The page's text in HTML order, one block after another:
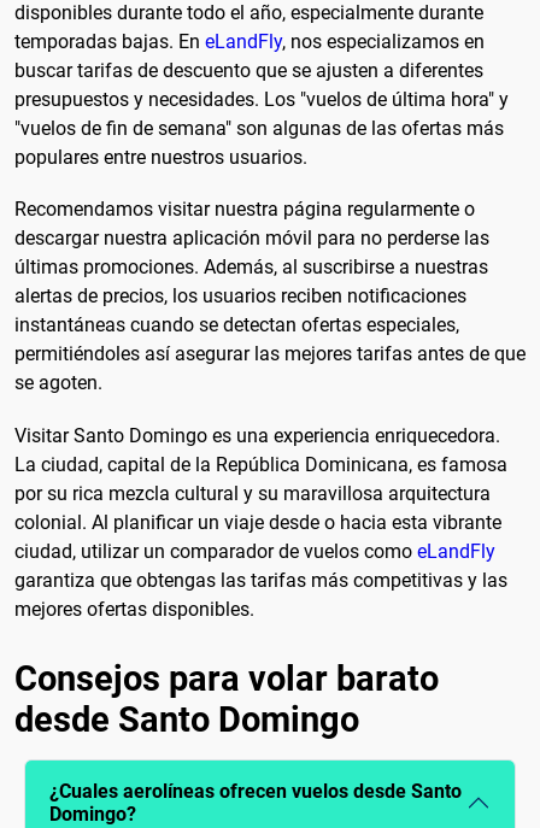
disponibles durante todo el año, especialmente durante
temporadas bajas. En eLandFly, nos especializamos en
buscar tarifas de descuento que se ajusten a diferentes
presupuestos y necesidades. Los "vuelos de última hora" y
"vuelos de fin de semana" son algunas de las ofertas más
populares entre nuestros usuarios.
Recomendamos visitar nuestra página regularmente o
descargar nuestra aplicación móvil para no perderse las
últimas promociones. Además, al suscribirse a nuestras
alertas de precios, los usuarios reciben notificaciones
instantáneas cuando se detectan ofertas especiales,
permitiéndoles así asegurar las mejores tarifas antes de que
se agoten.
Visitar Santo Domingo es una experiencia enriquecedora.
La ciudad, capital de la República Dominicana, es famosa
por su rica mezcla cultural y su maravillosa arquitectura
colonial. Al planificar un viaje desde o hacia esta vibrante
ciudad, utilizar un comparador de vuelos como eLandFly
garantiza que obtengas las tarifas más competitivas y las
mejores ofertas disponibles.
Consejos para volar barato
desde Santo Domingo
¿Cuales aerolíneas ofrecen vuelos desde Santo
Domingo?